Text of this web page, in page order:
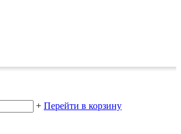
+ Перейти в корзину